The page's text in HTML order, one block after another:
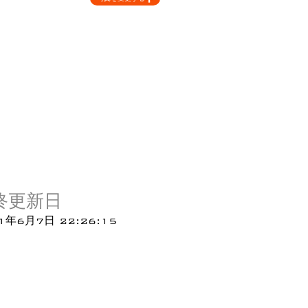
年6月7日 22:26:15
更新日